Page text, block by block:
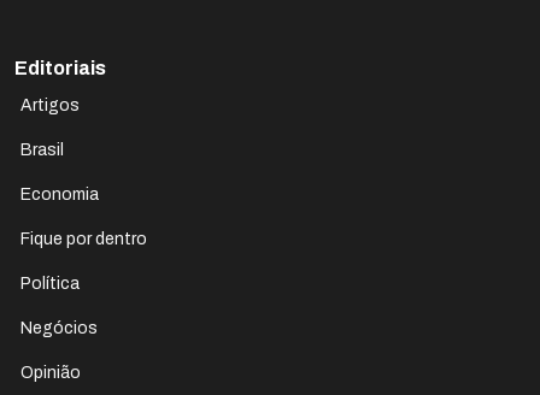
Editoriais
Artigos
Brasil
Economia
Fique por dentro
Política
Negócios
Opinião